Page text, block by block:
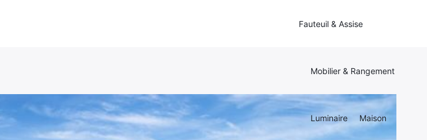
Fauteuil & Assise
Mobilier & Rangement
Luminaire Maison